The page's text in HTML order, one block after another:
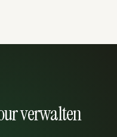
verwalten